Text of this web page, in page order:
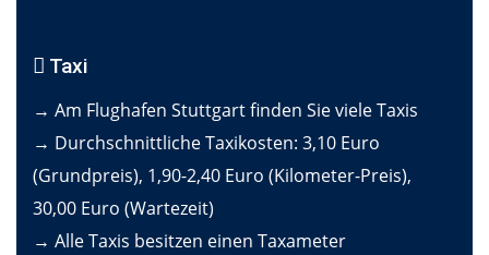
Taxi
→ Am Flughafen Stuttgart finden Sie viele Taxis
→ Durchschnittliche Taxikosten: 3,10 Euro
(Grundpreis), 1,90-2,40 Euro (Kilometer-Preis),
30,00 Euro (Wartezeit)
→ Alle Taxis besitzen einen Taxameter